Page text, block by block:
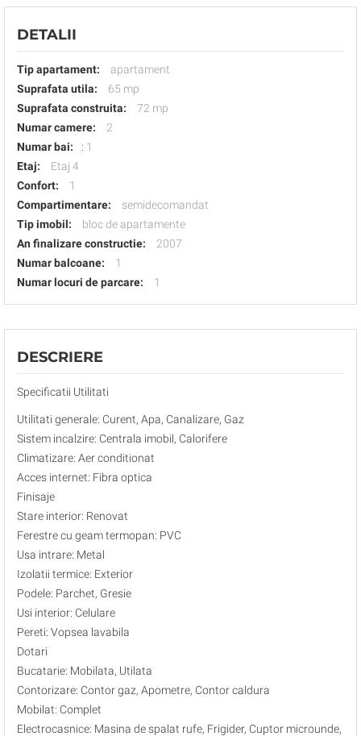
DETALII
Tip apartament:
apartament
Suprafata utila:
65 mp
Suprafata construita:
72 mp
Numar camere:
2
Numar bai:
: 1
Etaj:
Etaj 4
Confort:
1
Compartimentare:
semidecomandat
Tip imobil:
bloc de apartamente
An finalizare constructie:
2007
Numar balcoane:
1
Numar locuri de parcare:
1
DESCRIERE
Specificatii Utilitati
Utilitati generale: Curent, Apa, Canalizare, Gaz
Sistem incalzire: Centrala imobil, Calorifere
Climatizare: Aer conditionat
Acces internet: Fibra optica
Finisaje
Stare interior: Renovat
Ferestre cu geam termopan: PVC
Usa intrare: Metal
Izolatii termice: Exterior
Podele: Parchet, Gresie
Usi interior: Celulare
Pereti: Vopsea lavabila
Dotari
Bucatarie: Mobilata, Utilata
Contorizare: Contor gaz, Apometre, Contor caldura
Mobilat: Complet
Electrocasnice: Masina de spalat rufe, Frigider, Cuptor microunde,